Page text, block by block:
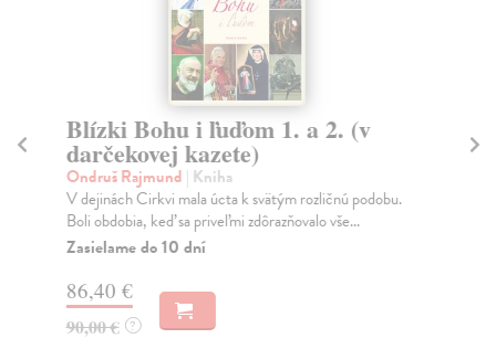
Blízki Bohu i ľuďom 1. a 2. (v
darčekovej kazete)
Ondruš Rajmund | Kniha
V dejinách Cirkvi mala úcta k svätým rozličnú podobu.
Boli obdobia, keď sa priveľmi zdôrazňovalo vše...
Zasielame do 10 dní
86,40 €
90,00 € ?